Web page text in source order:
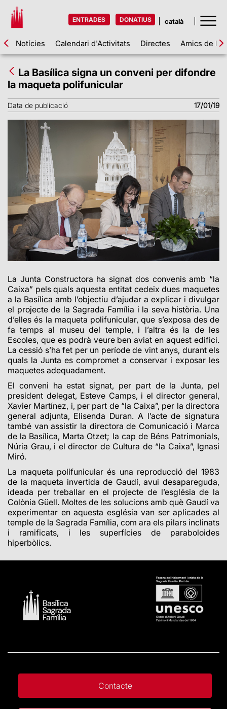
ENTRADES DONATIUS
Notícies Calendari d'Activitats Directes Amics de la
La Basílica signa un conveni per difondre
la maqueta polifunicular
Data de publicació 17/01/19
La Junta Constructora ha signat dos convenis amb “la
Caixa” pels quals aquesta entitat cedeix dues maquetes
a la Basílica amb l’objectiu d’ajudar a explicar i divulgar
el projecte de la Sagrada Família i la seva història. Una
d’elles és la maqueta polifunicular, que s’exposa des de
fa temps al museu del temple, i l’altra és la de les
Escoles, que es podrà veure ben aviat en aquest edifici.
La cessió s’ha fet per un període de vint anys, durant els
quals la Junta es compromet a conservar i exposar les
maquetes adequadament.
El conveni ha estat signat, per part de la Junta, pel
president delegat, Esteve Camps, i el director general,
Xavier Martínez, i, per part de “la Caixa”, per la directora
general adjunta, Elisenda Duran. A l’acte de signatura
també van assistir la directora de Comunicació i Marca
de la Basílica, Marta Otzet; la cap de Béns Patrimonials,
Núria Grau, i el director de Cultura de “la Caixa”, Ignasi
Miró.
La maqueta polifunicular és una reproducció del 1983
de la maqueta invertida de Gaudí, avui desapareguda,
ideada per treballar en el projecte de l’església de la
Colònia Güell. Moltes de les solucions amb què Gaudí va
experimentar en aquesta església van ser aplicades al
temple de la Sagrada Família, com ara els pilars inclinats
i ramificats, i les superfícies de paraboloides
hiperbòlics.
Contacte